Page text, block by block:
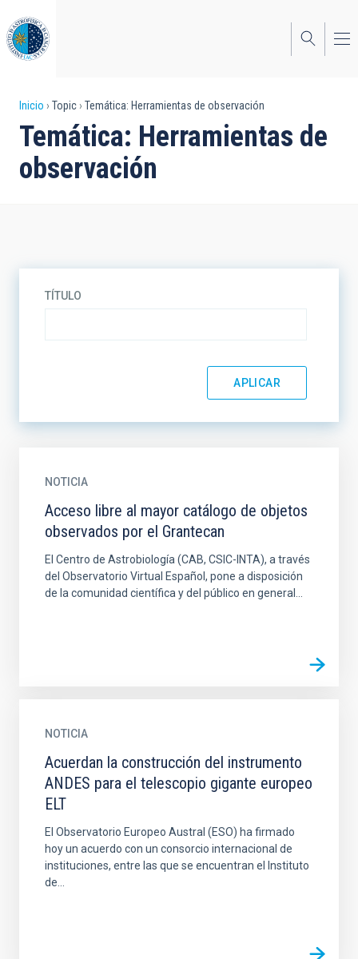
al
contenido
principal
Sobrescribir
enlaces
de
Inicio Topic Temática: Herramientas de observación
Temática: Herramientas de
observación
TÍTULO
NOTICIA
Acceso libre al mayor catálogo de objetos
observados por el Grantecan
El Centro de Astrobiología (CAB, CSIC-INTA), a través
del Observatorio Virtual Español, pone a disposición
de la comunidad científica y del público en general...
NOTICIA
Acuerdan la construcción del instrumento
ANDES para el telescopio gigante europeo
ELT
El Observatorio Europeo Austral (ESO) ha firmado
hoy un acuerdo con un consorcio internacional de
instituciones, entre las que se encuentran el Instituto
de...